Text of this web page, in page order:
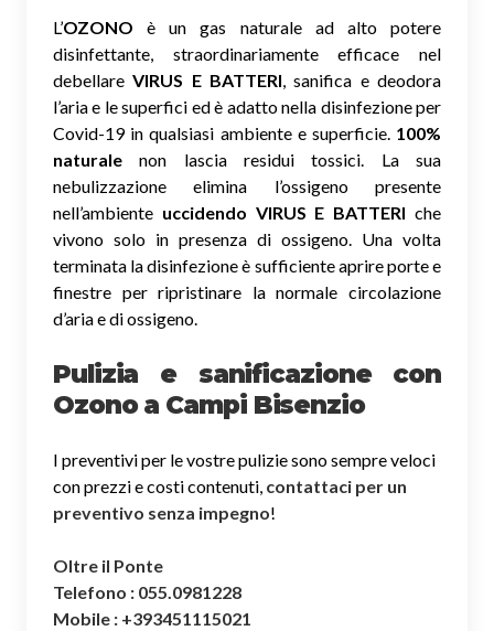
L’OZONO è un gas naturale ad alto potere
disinfettante, straordinariamente efficace nel
debellareVIRUS E BATTERI, sanifica e deodora
l’aria e le superfici ed è adatto nella disinfezione per
Covid-19 in qualsiasi ambiente e superficie. 100%
naturale non lascia residui tossici. La sua
nebulizzazione elimina l’ossigeno presente
nell’ambiente uccidendo VIRUS E BATTERI che
vivono solo in presenza di ossigeno. Una volta
terminata la disinfezione è sufficiente aprire porte e
finestre per ripristinare la normale circolazione
d’aria e di ossigeno.
Pulizia e sanificazione con
Ozono a Campi Bisenzio
I preventivi per le vostre pulizie sono sempre veloci
con prezzi e costi contenuti, contattaci per un
preventivo senza impegno!
Oltre il Ponte
Telefono : 055.0981228
Mobile : +393451115021